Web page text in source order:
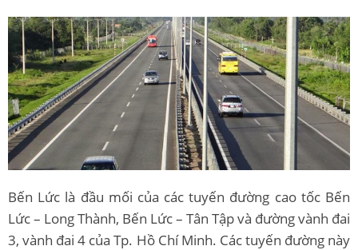
Bến Lức là đầu mối của các tuyến đường cao tốc Bến
Lức – Long Thành, Bến Lức – Tân Tập và đường vành đai
3, vành đai 4 của Tp. Hồ Chí Minh. Các tuyến đường này